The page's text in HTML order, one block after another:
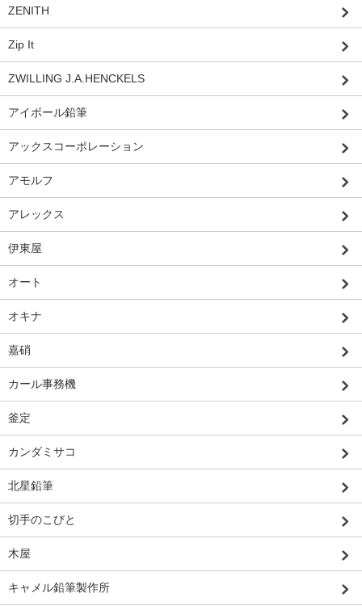
ZENITH
Zip It
ZWILLING J.A.HENCKELS
アイボール鉛筆
アックスコーポレーション
アモルフ
アレックス
伊東屋
オート
オキナ
嘉硝
カール事務機
釜定
カンダミサコ
北星鉛筆
切手のこびと
木屋
キャメル鉛筆製作所